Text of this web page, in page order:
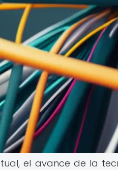
el avance de la